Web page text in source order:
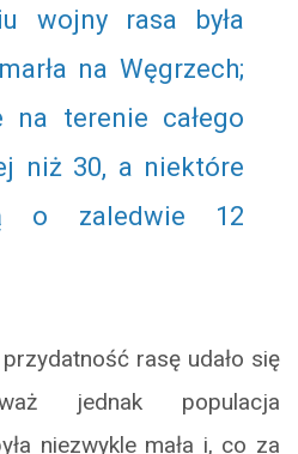
wojny rasa była
na Węgrzech;
na terenie całego
niż 30, a niektóre
o zaledwie 12
rasę udało się
jednak populacja
niezwykle mała i, co za